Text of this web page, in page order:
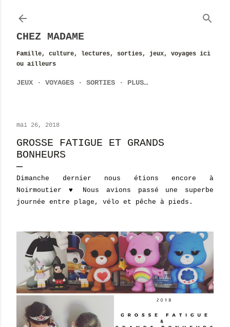
CHEZ MADAME
Famille, culture, lectures, sorties, jeux, voyages ici
ou ailleurs
JEUX VOYAGES SORTIES PLUS…
mai 26, 2018
GROSSE FATIGUE ET GRANDS
BONHEURS
Dimanche dernier nous étions encore à
Noirmoutier ♥ Nous avions passé une superbe
journée entre plage, vélo et pêche à pieds.